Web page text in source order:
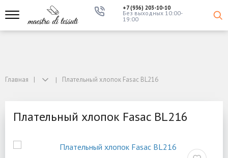
+7 (936) 203-10-10
Без выходных 10:00-
19:00
Главная Плательный хлопок Fasac BL216
Плательный хлопок Fasac BL216